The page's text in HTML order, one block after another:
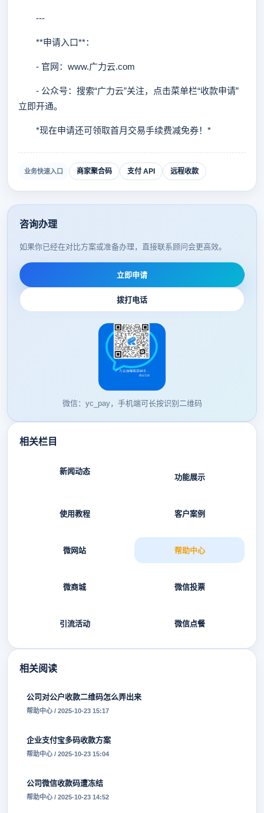
---
**申请入口**：
- 官网：www.广力云.com
- 公众号：搜索“广力云”关注，点击菜单栏“收款申请”
立即开通。
*现在申请还可领取首月交易手续费减免券！*
业务快速入口 商家聚合码 支付 API 远程收款
咨询办理
如果你已经在对比方案或准备办理，直接联系顾问会更高效。
立即申请
拨打电话
微信：yc_pay，手机端可长按识别二维码
相关栏目
新闻动态
功能展示
使用教程 客户案例
微网站 帮助中心
微商城 微信投票
引流活动 微信点餐
相关阅读
公司对公户收款二维码怎么弄出来
帮助中心 / 2025-10-23 15:17
企业支付宝多码收款方案
帮助中心 / 2025-10-23 15:04
公司微信收款码遭冻结
帮助中心 / 2025-10-23 14:52